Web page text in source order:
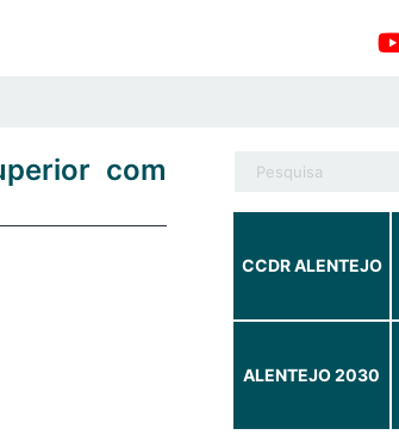
com
CCDR ALENTEJO
ALENTEJO 2030